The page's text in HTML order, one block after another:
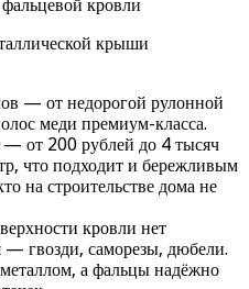
крыши
— от недорогой рулонной
меди премиум-класса.
— от 200 рублей до 4 тысяч
что подходит и бережливым
на строительстве дома не
кровли нет
— гвозди, саморезы, дюбели.
а фальцы надёжно